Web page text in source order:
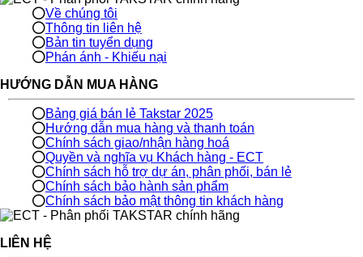
Về chúng tôi
Thông tin liên hệ
Bản tin tuyển dụng
Phán ánh - Khiếu nại
HƯỚNG DẪN MUA HÀNG
Bảng giá bán lẻ Takstar 2025
Hướng dẫn mua hàng và thanh toán
Chính sách giao/nhận hàng hoá
Quyền và nghĩa vụ Khách hàng - ECT
Chính sách hỗ trợ dự án, phân phối, bán lẻ
Chính sách bảo hành sản phẩm
Chính sách bảo mật thông tin khách hàng
LIÊN HỆ